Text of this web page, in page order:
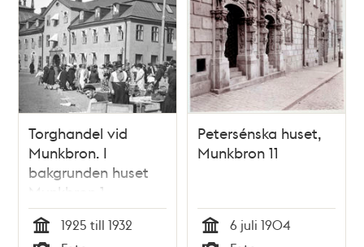
Torghandel vid
Munkbron. I
bakgrunden huset
Munkbron 1
1925 till 1932
Petersénska huset,
Munkbron 11
6 juli 1904